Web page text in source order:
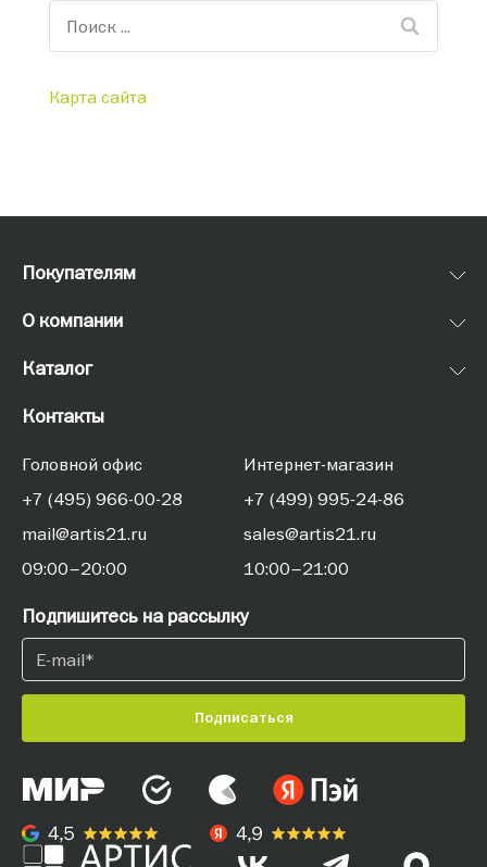
Карта сайта
Покупателям
О компании
Каталог
Контакты
Головной офис
+7 (495) 966-00-28
mail@artis21.ru
09:00–20:00
Интернет-магазин
+7 (499) 995-24-86
sales@artis21.ru
10:00–21:00
Подпишитесь на рассылку
Подписаться